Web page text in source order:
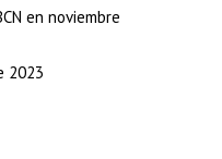
en noviembre
2023